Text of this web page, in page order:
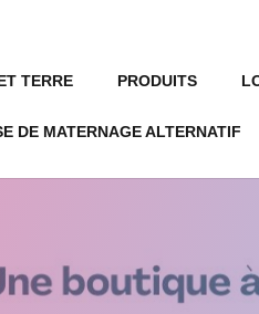
TERRE PRODUITS
DE MATERNAGE ALTERNATIF